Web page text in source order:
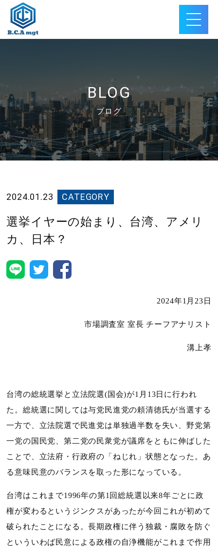
BLOG
ブログ
2024.01.23 CATEGORY
選挙イヤーの始まり、台湾、アメリ
カ、日本？
2024年1 月 23 日
市場調査室 室長 チーフアナリスト
溝上孝
台湾の総統選挙と立法院選(国会)が1 月 13日に行われ
た。総統選に関しては与党民進党の頼清徳氏が当選する
一方で、立法院選で民進党は単独過半数を失い、野党第
一党の国民党、第二党の民衆党が議席をともに伸ばした
ことで、立法府・行政府の「ねじれ」状態となった。あ
る意味民意のバランスを取った形になっている。
台湾はこれまで1996年の第1 回総統選以来8年ごとに政
権が変わるというジンクスがあったが今回これが初めて
破られたことになる。長期政権に伴う独裁・腐敗を防ぐ
といういわば民意による政権の自浄機能がこれまで作用